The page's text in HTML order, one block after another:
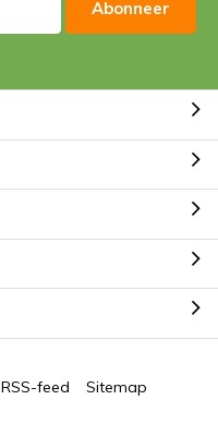
Abonneer
RSS-feed Sitemap